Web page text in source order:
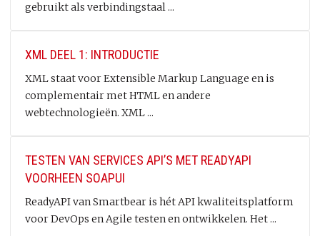
gebruikt als verbindingstaal ...
XML DEEL 1: INTRODUCTIE
XML staat voor Extensible Markup Language en is
complementair met HTML en andere
webtechnologieën. XML ...
TESTEN VAN SERVICES API’S MET READYAPI
VOORHEEN SOAPUI
ReadyAPI van Smartbear is hét API kwaliteitsplatform
voor DevOps en Agile testen en ontwikkelen. Het ...